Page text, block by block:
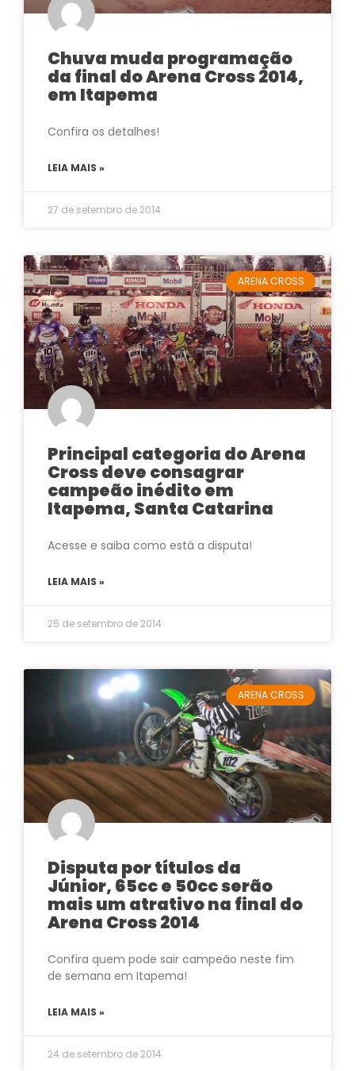
Chuva muda programação
da final do Arena Cross 2014,
em Itapema
Confira os detalhes!
LEIA MAIS »
27 de setembro de 2014
ARENA CROSS
Principal categoria do Arena
Cross deve consagrar
campeão inédito em
Itapema, Santa Catarina
Acesse e saiba como está a disputa!
LEIA MAIS »
25 de setembro de 2014
ARENA CROSS
Disputa por títulos da
Júnior, 65cc e 50cc serão
mais um atrativo na final do
Arena Cross 2014
Confira quem pode sair campeão neste fim
de semana em Itapema!
LEIA MAIS »
24 de setembro de 2014